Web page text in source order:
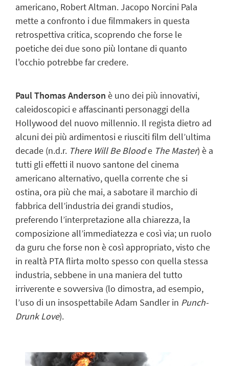
americano, Robert Altman. Jacopo Norcini Pala
mette a confronto i due filmmakers in questa
retrospettiva critica, scoprendo che forse le
poetiche dei due sono più lontane di quanto
l'occhio potrebbe far credere.
Paul Thomas Anderson è uno dei più innovativi,
caleidoscopici e affascinanti personaggi della
Hollywood del nuovo millennio. Il regista dietro ad
alcuni dei più ardimentosi e riusciti film dell’ultima
decade (n.d.r. There Will Be Bloode The Master) è a
tutti gli effetti il nuovo santone del cinema
americano alternativo, quella corrente che si
ostina, ora più che mai, a sabotare il marchio di
fabbrica dell’industria dei grandistudios,
preferendo l’interpretazione alla chiarezza, la
composizione all’immediatezza e così via; un ruolo
da guru che forse non è così appropriato, visto che
in realtà PTA flirta molto spesso con quella stessa
industria, sebbene in una maniera del tutto
irriverente e sovversiva (lo dimostra, ad esempio,
l’uso di un insospettabile Adam Sandler in Punch-
Drunk Love).